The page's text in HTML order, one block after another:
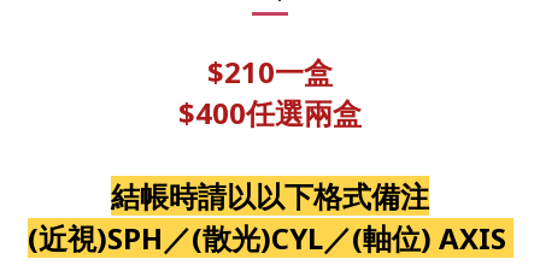
$210一盒
$400任選兩盒
結帳時請以以下格式備注
(近視)SPH／(散光)CYL／(軸位) AXIS